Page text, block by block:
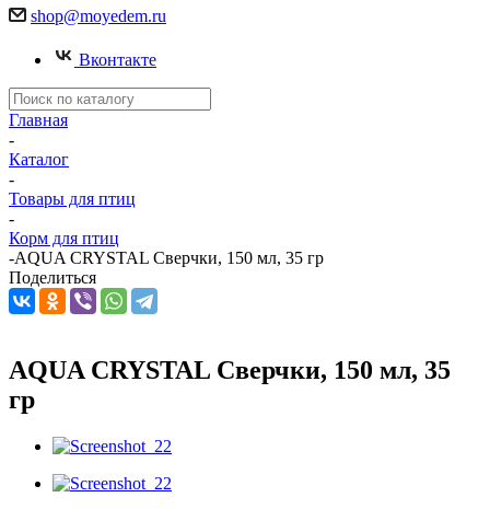
shop@moyedem.ru
Вконтакте
Главная
-
Каталог
-
Товары для птиц
-
Корм для птиц
-AQUA CRYSTAL Сверчки, 150 мл, 35 гр
Поделиться
AQUA CRYSTAL Сверчки, 150 мл, 35
гр